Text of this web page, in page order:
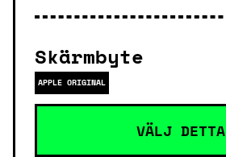
Skärmbyte
APPLE ORIGINAL
VÄLJ DETTA